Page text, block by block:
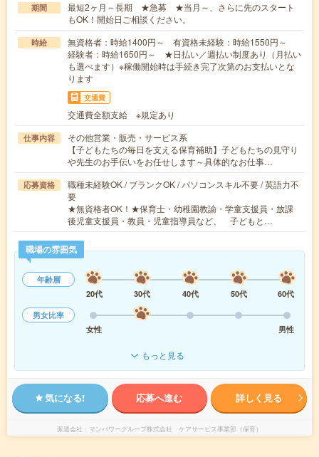
期間
最短2ヶ月～長期 ★急募 ★当月～、さらに先のスタート
もOK！開始日ご相談ください。
時給
無資格者：時給1400円～ 有資格未経験：時給1550円～
経験者：時給1650円～ ★日払い／週払い制度あり（月払い
も選べます）※稼働開始時は手続き完了次第のお支払いとな
ります
交通費
交通費全額支給 ※規定あり
仕事内容
その他営業・販売・サービス系
【子どもたちの毎日を支える保育補助】子どもたちの見守り
や先生のお手伝いをお任せします～具体的なお仕事…
応募資格
職種未経験OK / ブランクOK / パソコンスキル不要 / 英語力不
要
★無資格者OK！★保育士・幼稚園教諭・学童支援員・放課
後児童支援員・教員・児童指導員など、 子どもと…
職場の雰囲気
年齢層
20代
30代 40代 50代
60代
男女比率
女性
男性
もっと見る
気になる! 応募へ進む 詳しく見る
派遣会社 マンパワーグループ株式会社 ケアサービス事業部（保育）